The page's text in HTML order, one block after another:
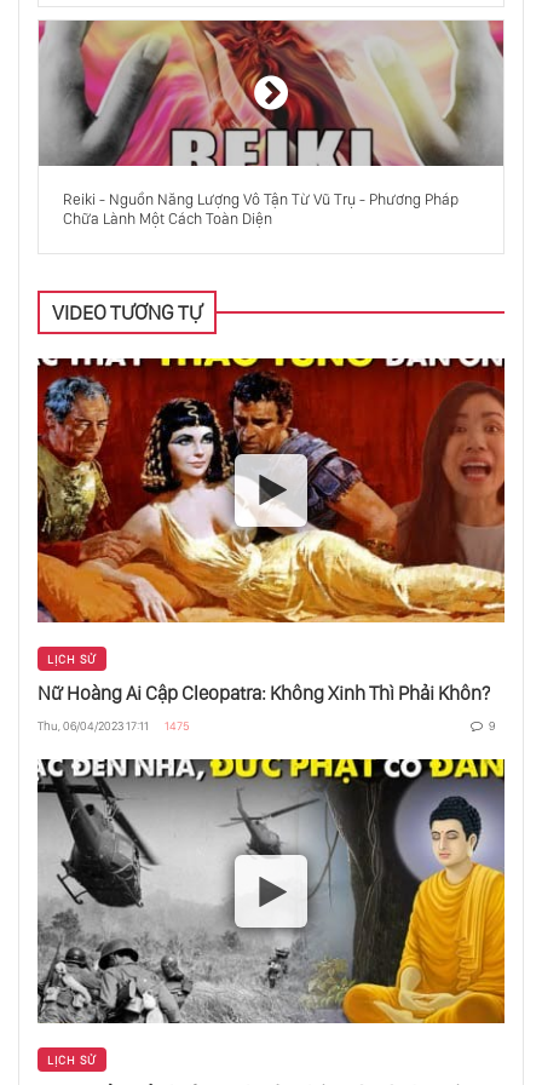
Nguyễn Trãi Ở Đâu Trong Bình Ngô Đại
Chiến?
Nước Mỹ
Nhân Dân
Phân Tích Về Chiến Tranh Nguyên Mông -
Đại Việt Lần 1
Chiến Tranh Genpei Và Sự Thành Lập Mạc
Phủ Kamakura
Chiến Tranh Mậu Thìn - Chấm Dứt Mạc Phủ
Tokugawa
Chối
Đệ Nhất Thế Chiến: Khởi Nguồn Của Mọi
Cuộc Chiến
Các Vị Hoàng Đế Của Trung Hoa Quản Trị Xã
Hội Thế Nào?
Đằng Sau Bức Ảnh Hành Quyết Tại Sài Gòn
1968
Reiki - Nguồn Năng Lượng Vô Tận Từ Vũ Trụ - Phương Pháp
Chữa Lành Một Cách Toàn Diện
VIDEO TƯƠNG TỰ
LỊCH SỬ
Nữ Hoàng Ai Cập Cleopatra: Không Xinh Thì Phải Khôn?
Thu, 06/04/2023 17:11 1475 9
LỊCH SỬ